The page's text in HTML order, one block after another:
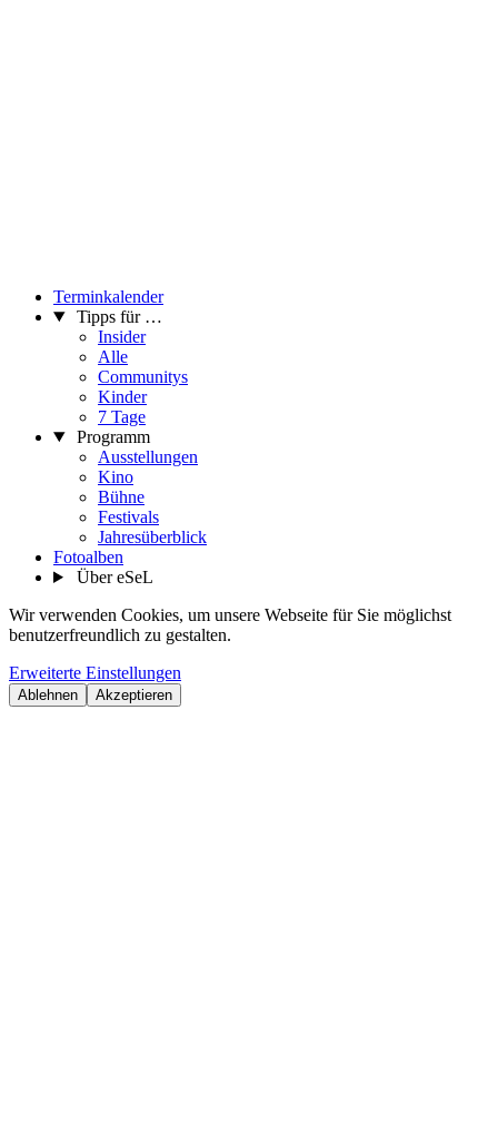
Terminkalender
Tipps für …
Insider
Alle
Communitys
Kinder
7 Tage
Programm
Ausstellungen
Kino
Bühne
Festivals
Jahresüberblick
Fotoalben
Über eSeL
Wir verwenden Cookies, um unsere Webseite für Sie möglichst
benutzerfreundlich zu gestalten.
Erweiterte Einstellungen
Ablehnen Akzeptieren